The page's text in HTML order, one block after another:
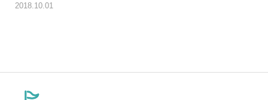
2018.10.01